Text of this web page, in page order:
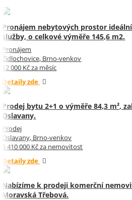
Pronájem nebytových prostor
služby, o celkové výměře 145,6 m2.
Pronájem
Židlochovice, Brno-venkov
12 000 Kč za měsíc
Detaily zde
Prodej bytu 2+1 o výměře 84,3 m²,
Oslavany.
Prodej
Oslavany, Brno-venkov
5 410 000 Kč za nemovitost
Detaily zde
Nabízíme k prodeji komerční
Moravská Třebová.